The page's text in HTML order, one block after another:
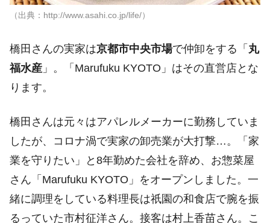
（出典：http://www.asahi.co.jp/life/）
橋田さんの実家は京都市中央市場で仲卸をする「 丸
福水産 」。「Marufuku KYOTO」はその直営店とな
ります。
橋田さんは元々はアパレルメーカーに勤務していま
したが、コロナ渦で実家の卸売業が大打撃…。「家
業を守りたい」と8年勤めた会社を辞め、お惣菜屋
さん「Marufuku KYOTO」をオープンしました。一
緒に調理をしている料理長は祇園の和食店で腕を振
るっていた市村征洋さん。接客は村上香苗さん。こ